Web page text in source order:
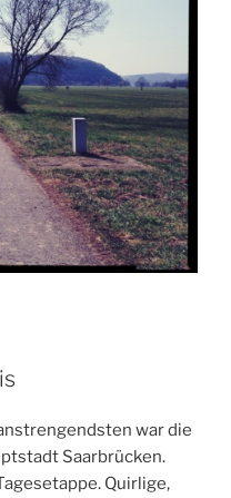
war die
Saarbrücken.
Quirlige,